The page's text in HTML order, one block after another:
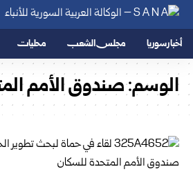
أخبار سوريا مجلس الشعب محليات
الوسم:صندوق الأمم